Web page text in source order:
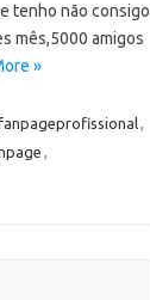
tenho não consigo
mês,5000 amigos
»
,
,